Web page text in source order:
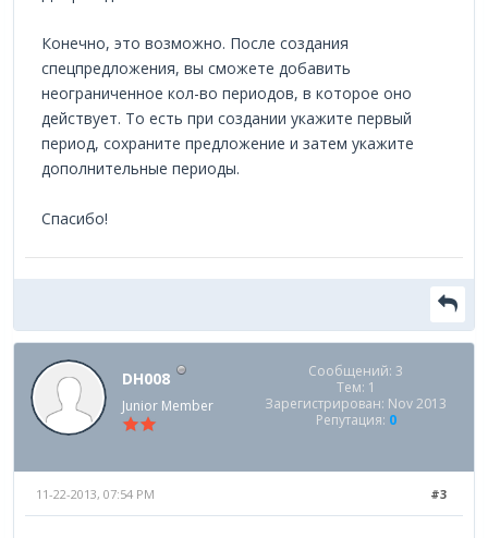
Конечно, это возможно. После создания
спецпредложения, вы сможете добавить
неограниченное кол-во периодов, в которое оно
действует. То есть при создании укажите первый
период, сохраните предложение и затем укажите
дополнительные периоды.
Спасибо!
DH008
Junior Member
Сообщений: 3
Тем: 1
Зарегистрирован: Nov 2013
Репутация: 0
#3
11-22-2013, 07:54 PM